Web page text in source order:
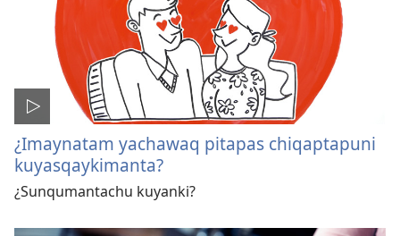
¿Imaynatam yachawaq pitapas chiqaptapuni
kuyasqaykimanta?
¿Sunqumantachu kuyanki?